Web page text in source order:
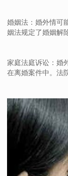
婚姻法：婚外情可
姻法规定了婚姻解
家庭法庭诉讼：婚
在离婚案件中。法